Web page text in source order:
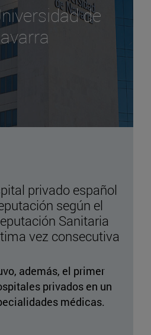
de
privado español
según el
Sanitaria
vez consecutiva
además, el primer
privados en un
médicas.